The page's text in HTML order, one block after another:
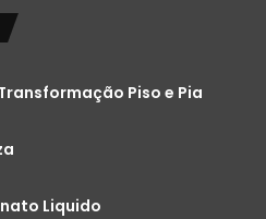
: Utilize feltros nos pés de
objetos pesados.
da imagem.
Piso e Pia
Liquido